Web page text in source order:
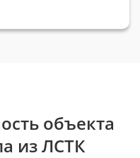
объекта
из ЛСТК